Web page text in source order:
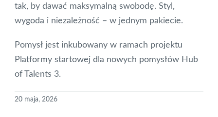
tak, by dawać maksymalną swobodę. Styl,
wygoda i niezależność – w jednym pakiecie.
Pomysł jest inkubowany w ramach projektu
Platformy startowej dla nowych pomysłów Hub
of Talents 3.
20 maja, 2026